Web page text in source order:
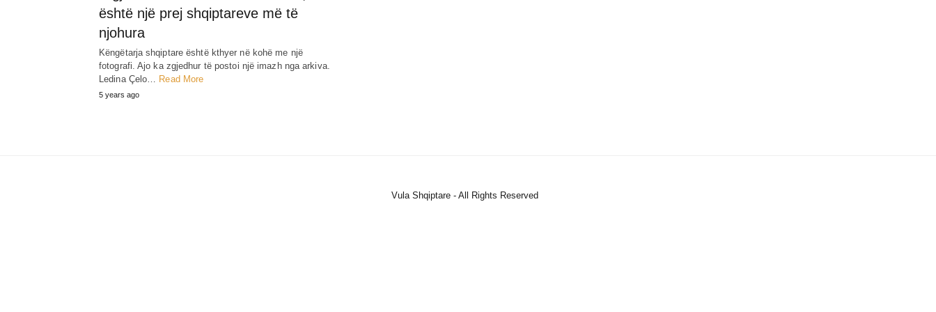
është një prej shqiptareve më të
njohura
Këngëtarja shqiptare është kthyer në kohë me një
fotografi. Ajo ka zgjedhur të postoi një imazh nga arkiva.
Ledina Çelo… Read More
5 years ago
Vula Shqiptare - All Rights Reserved